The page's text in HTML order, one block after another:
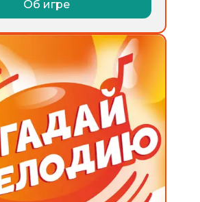
Об игре